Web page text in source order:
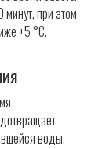
при этом
+5 °С.
воды.